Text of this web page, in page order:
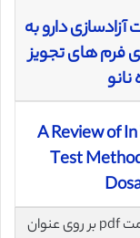
دارو به
فرم های تجویز
نانو
A Review of
Test
برای دانلود رایگان مقاله انگلیسی با فرمت pdf بر روی عنوان